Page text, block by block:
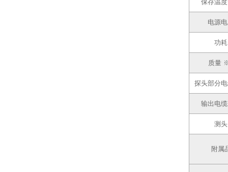
保存温
电源
功耗
质量
探头部分
输出电
测头
附属